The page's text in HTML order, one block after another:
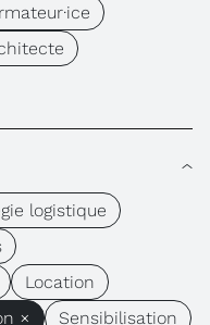
logistique
Location
× Sensibilisation